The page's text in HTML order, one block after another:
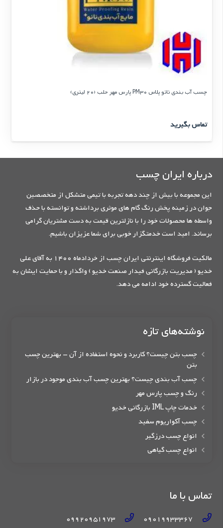
چسب آب بندی نانو پلاس PM30 پارس مهر حلب (20 لیتری)
تماس بگیرید
درباره ایران چسب
این مجموعه با بیش از چند دهه تجربه با تیمی متشکل از متخصصین
جوان در زمینه پخش رنگ گام های موثری برداشته و توانسته با حذف
واسطه ها محصولات خود را با نازلترین قیمت به دست مشتریان گرامی
برساند. امید است خدمتگزار خوبی برای شما عزیزان باشیم.
مالکیت فروشگاه اینترنتی ایران چسب از خردادماه 1400 به آقای علی
خدیو ( مدیریت بازرگانی فیدار صنعت خدیو ) واگذار و با حمایت ایشان به
فعالیت گسترده خود ادامه می دهد.
نوشته‌های تازه
چسب بتن چیست؟ کاربرد و نحوه استفاده از آن – بهترین چسب
بتن
چسب آب بندی چیست؟ بهترین چسب آب بندی موجود در بازار
رنگ و چسب پارس مهر
خدمات چاپ IML بازرگانی خدیو
چسب آکواریوم سفید
انواع چسب درزگیر
انواع چسب گیاهی
تماس با ما
09019933367
09920951973